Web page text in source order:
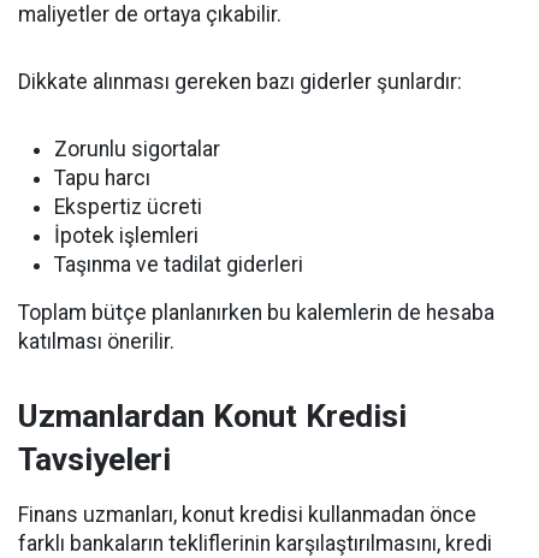
maliyetler de ortaya çıkabilir.
Dikkate alınması gereken bazı giderler şunlardır:
Zorunlu sigortalar
Tapu harcı
Ekspertiz ücreti
İpotek işlemleri
Taşınma ve tadilat giderleri
Toplam bütçe planlanırken bu kalemlerin de hesaba
katılması önerilir.
Uzmanlardan Konut Kredisi
Tavsiyeleri
Finans uzmanları, konut kredisi kullanmadan önce
farklı bankaların tekliflerinin karşılaştırılmasını, kredi